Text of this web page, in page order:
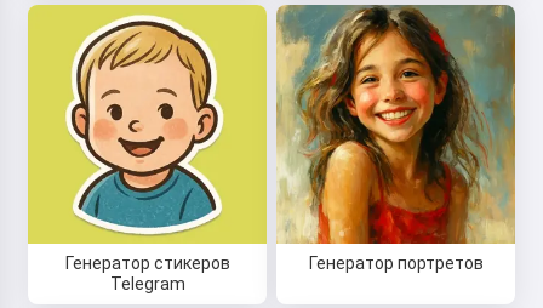
Генератор стикеров
Telegram
Генератор портретов